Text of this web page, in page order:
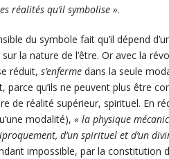
réalités qu’il symbolise ».
du symbole fait qu’il dépend
la nature de l’être. Or avec la
réduit, s’enferme dans la seule
parce qu’ils ne peuvent plus être
de réalité supérieur, spirituel. En
modalité), « la physique
d’un spirituel et d’un
impossible, par la constitution